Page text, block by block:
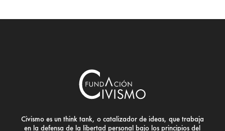
Civismo es un think tank, o catalizador de ideas, que trabaja
en la defensa de la libertad personal bajo los principios del